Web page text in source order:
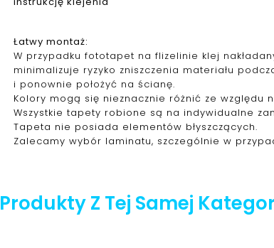
Łatwy montaż:
W przypadku fototapet na flizelinie klej
minimalizuje ryzyko zniszczenia materiału
i ponownie położyć na ścianę.
Kolory mogą się nieznacznie różnić ze względu
Wszystkie tapety robione są na indywidualne
Tapeta nie posiada elementów błyszczących.
Zalecamy wybór laminatu, szczególnie w
Produkty Z Tej Samej